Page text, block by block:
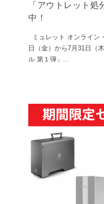
「アウトレット
中！
ミュレット オンライン
日（金）から7月31日（
ル 第１弾」 ...